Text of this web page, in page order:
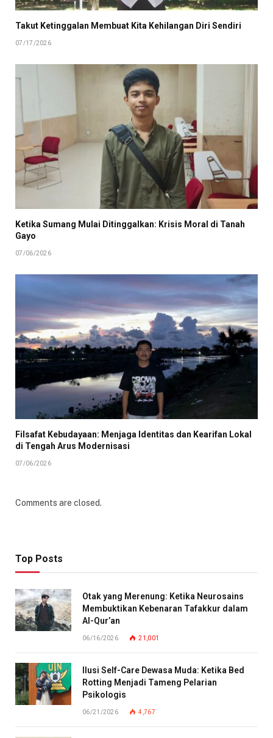
Takut Ketinggalan Membuat Kita Kehilangan Diri Sendiri
07/17/2026
Ketika Sumang Mulai Ditinggalkan: Krisis Moral di Tanah
Gayo
07/06/2026
Filsafat Kebudayaan: Menjaga Identitas dan Kearifan Lokal
di Tengah Arus Modernisasi
07/06/2026
Comments are closed.
Top Posts
Otak yang Merenung: Ketika Neurosains
Membuktikan Kebenaran Tafakkur dalam
Al-Qur’an
06/16/2026 21,001
Ilusi Self-Care Dewasa Muda: Ketika Bed
Rotting Menjadi Tameng Pelarian
Psikologis
06/21/2026 4,767